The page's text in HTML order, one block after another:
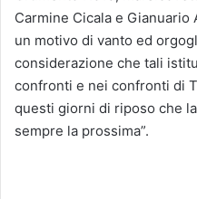
Carmine Cicala e
un motivo di vanto ed
considerazione che tali
confronti e nei confronti di
questi giorni di riposo che
sempre la prossima”.